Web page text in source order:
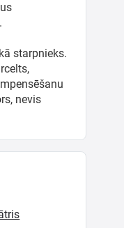
starpnieks.
nevis